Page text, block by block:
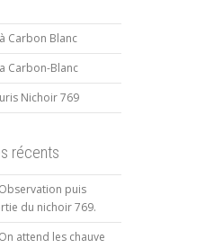
Carbon Blanc
Carbon-Blanc
Nichoir 769
récents
Observation puis
du nichoir 769.
On attend les chauve